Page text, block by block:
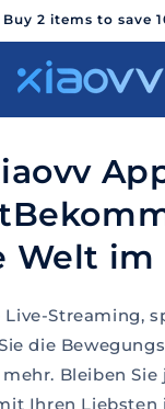
Buy 2 items to save
Welt im
Live-Streaming,
die
Bleiben
Ihren Liebsten